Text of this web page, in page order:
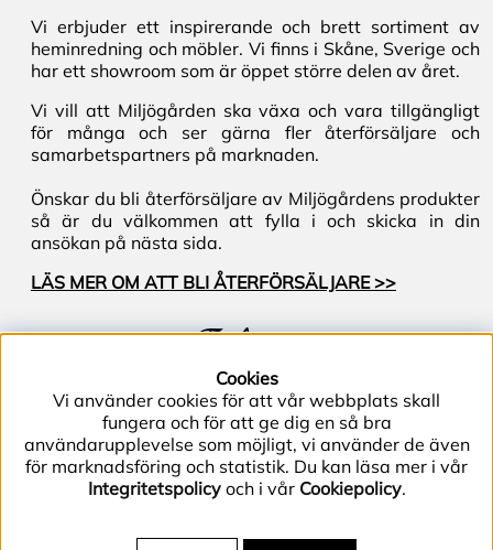
Vi erbjuder ett inspirerande och brett sortiment av
heminredning och möbler. Vi finns i Skåne, Sverige och
har ett showroom som är öppet större delen av året.
Vi vill att Miljögården ska växa och vara tillgängligt
för många och ser gärna fler återförsäljare och
samarbetspartners på marknaden.
Önskar du bli återförsäljare av Miljögårdens produkter
så är du välkommen att fylla i och skicka in din
ansökan på nästa sida.
LÄS MER OM ATT BLI ÅTERFÖRSÄLJARE >>
Följ oss
Telefon (+46) 40–40 86 40 | E-post
Cookies
Vi använder cookies för att vår webbplats skall
fungera och för att ge dig en så bra
användarupplevelse som möjligt, vi använder de även
för marknadsföring och statistik. Du kan läsa mer i vår
Integritetspolicyoch i vår Cookiepolicy.